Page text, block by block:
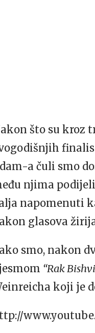
što su kroz
a čuli smo
njima
napomenuti
glasova
smo, nakon
“Rak
koji je